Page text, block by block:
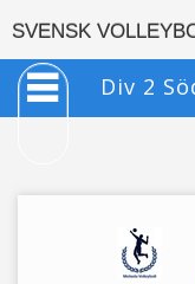
SVENSK
Div 2